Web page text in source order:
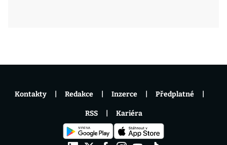
Kontakty Redakce Inzerce Předplatné
RSS Kariéra